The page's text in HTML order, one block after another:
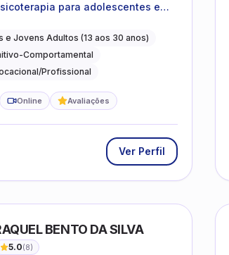
para adolescentes e
autoestima, relações e
orientação profissional
e Jovens Adultos (13 aos 30 anos)
Comportamental
Profissional
Online Avaliações
Ver Perfil
BENTO DA SILVA
5.0(8)